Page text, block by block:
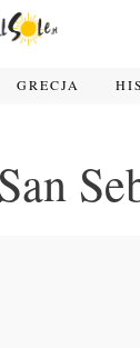
GRECJA